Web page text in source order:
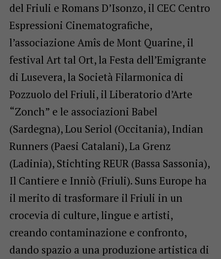
del Friuli e Romans D’Isonzo, il CEC Centro
Espressioni Cinematografiche,
l’associazione Amîs de Mont Quarine, il
festival Art tal Ort, la Festa dell’Emigrante
di Lusevera, la Società Filarmonica di
Pozzuolo del Friuli, il Liberatorio d’Arte
“Zonch” e le associazioni Babel
(Sardegna), Lou Seriol (Occitania), Indian
Runners (Paesi Catalani), La Grenz
(Ladinia), Stichting REUR (Bassa Sassonia),
Il Cantiere e Inniò (Friuli). Suns Europe ha
il merito di trasformare il Friuli in un
crocevia di culture, lingue e artisti,
creando contaminazione e confronto,
dando spazio a una produzione artistica di